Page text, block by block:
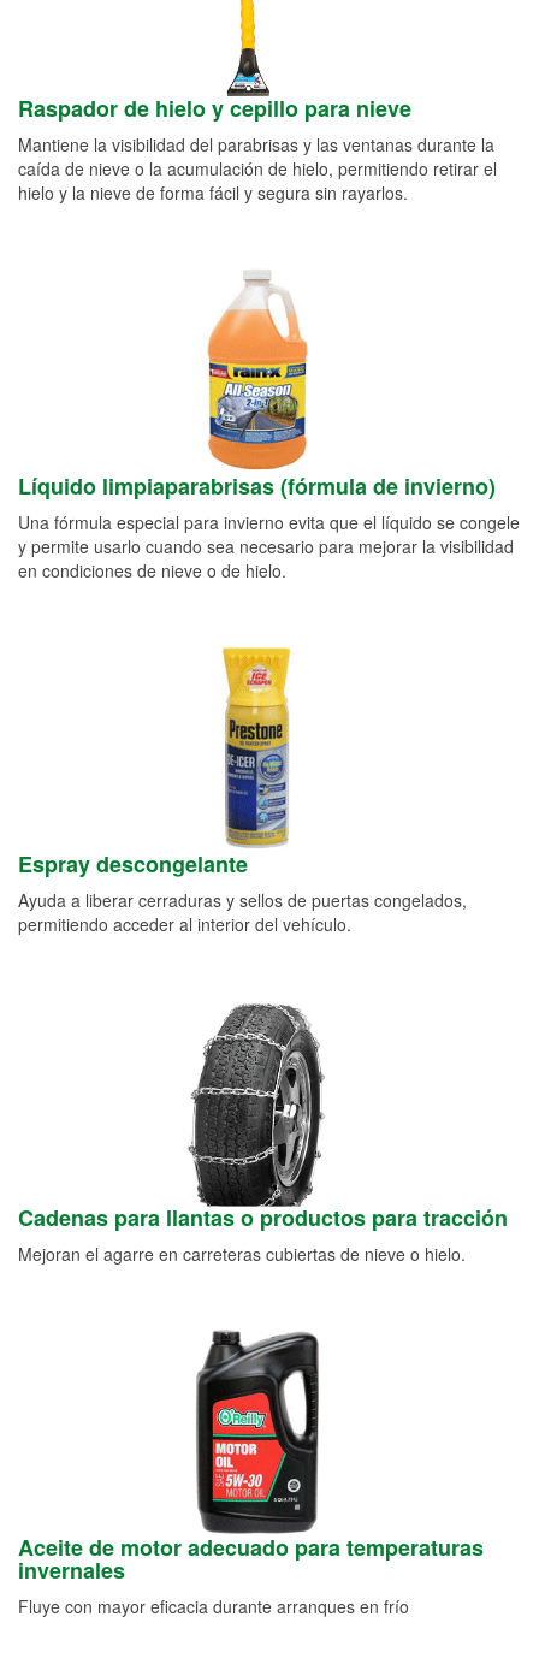
Raspador de hielo y cepillo para nieve
Mantiene la visibilidad del parabrisas y las ventanas durante la
caída de nieve o la acumulación de hielo, permitiendo retirar el
hielo y la nieve de forma fácil y segura sin rayarlos.
Líquido limpiaparabrisas (fórmula de invierno)
Una fórmula especial para invierno evita que el líquido se congele
y permite usarlo cuando sea necesario para mejorar la visibilidad
en condiciones de nieve o de hielo.
Espray descongelante
Ayuda a liberar cerraduras y sellos de puertas congelados,
permitiendo acceder al interior del vehículo.
Cadenas para llantas o productos para tracción
Mejoran el agarre en carreteras cubiertas de nieve o hielo.
Aceite de motor adecuado para temperaturas
invernales
Fluye con mayor eficacia durante arranques en frío